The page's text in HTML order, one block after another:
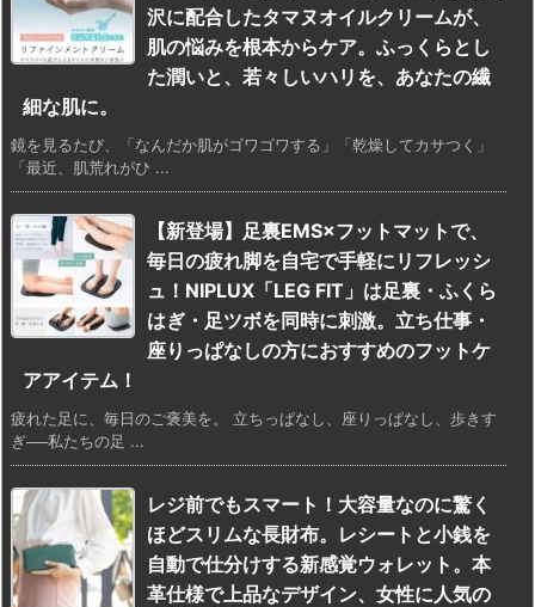
沢に配合したタマヌオイルクリームが、
肌の悩みを根本からケア。ふっくらとし
た潤いと、若々しいハリを、あなたの繊
細な肌に。
鏡を見るたび、「なんだか肌がゴワゴワする」「乾燥してカサつく」
「最近、肌荒れがひ ...
【新登場】足裏EMS×フットマットで、
毎日の疲れ脚を自宅で手軽にリフレッシ
ュ！NIPLUX「LEG FIT」は足裏・ふくら
はぎ・足ツボを同時に刺激。立ち仕事・
座りっぱなしの方におすすめのフットケ
アアイテム！
疲れた足に、毎日のご褒美を。 立ちっぱなし、座りっぱなし、歩きす
ぎ──私たちの足 ...
レジ前でもスマート！大容量なのに驚く
ほどスリムな長財布。レシートと小銭を
自動で仕分けする新感覚ウォレット。本
革仕様で上品なデザイン、女性に人気の